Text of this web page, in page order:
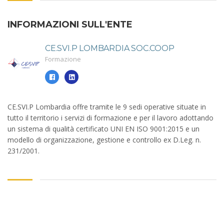
INFORMAZIONI SULL'ENTE
CE.SVI.P LOMBARDIA SOC.COOP
Formazione
CE.SVI.P Lombardia offre tramite le 9 sedi operative situate in
tutto il territorio i servizi di formazione e per il lavoro adottando
un sistema di qualità certificato UNI EN ISO 9001:2015 e un
modello di organizzazione, gestione e controllo ex D.Leg. n.
231/2001.